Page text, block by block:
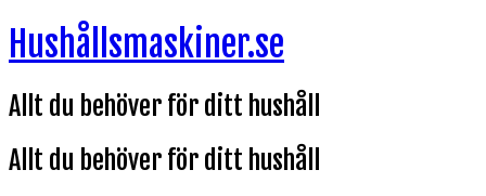
Hoppa
till
Hushållsmaskiner.se
Allt du behöver för ditt hushåll
Allt du behöver för ditt hushåll